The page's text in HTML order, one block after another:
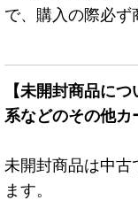
で、購入の際必ず
【未開封商品に
系などのその他カ
未開封商品は中
ます。